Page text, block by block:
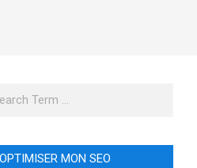
OPTIMISER MON SEO